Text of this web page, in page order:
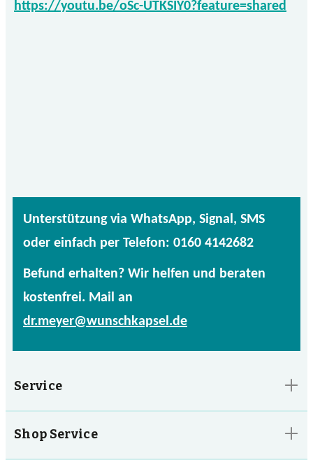
https://youtu.be/oSc-UTKSIY0?feature=shared
Unterstützung via WhatsApp, Signal, SMS
oder einfach per Telefon: 0160 4142682
Befund erhalten? Wir helfen und beraten
kostenfrei. Mail an
dr.meyer@wunschkapsel.de
Service
Shop Service